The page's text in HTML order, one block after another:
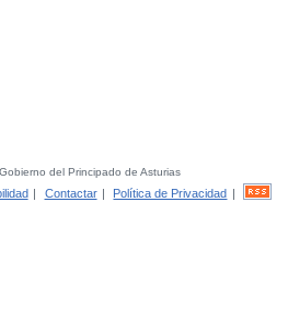
del Principado de Asturias
| Contactar | Política de Privacidad |